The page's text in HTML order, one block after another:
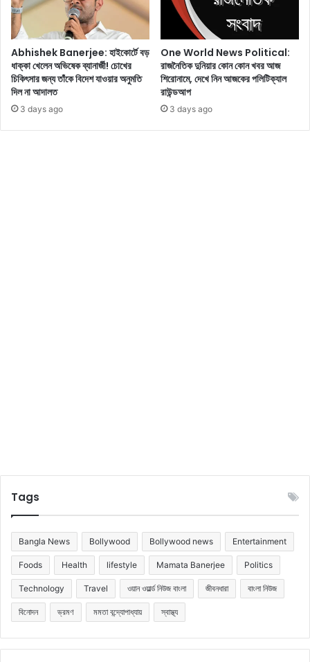
তে
দে
খা
র
জ
ন্য
৫
টি
সে
Abhishek Banerjee: হাইকোর্টে বড়
ধাক্কা খেলেন অভিষেক ব্যানার্জী! চোখের
চিকিৎসার জন্য তাঁকে বিদেশ যাওয়ার অনুমতি
দিল না আদালত
3 days ago
One World News Political:
রাজনৈতিক দুনিয়ার কোন কোন খবর আজ
শিরোনামে, দেখে নিন আজকের পলিটিক্যাল
রাউন্ডআপ
3 days ago
Tags
Bangla News Bollywood Bollywood news Entertainment
Foods Health lifestyle Mamata Banerjee Politics
Technology Travel ওয়ান ওয়ার্ল্ড নিউজ বাংলা জীবনধারা বাংলা নিউজ
বিনোদন ভ্রমণ মমতা বন্দ্যোপাধ্যায় স্বাস্থ্য